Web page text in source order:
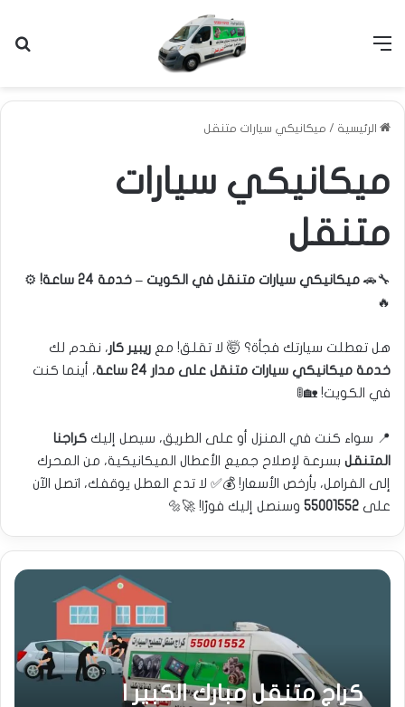
القائمة
الرئيسية / ميكانيكي سيارات متنقل
ميكانيكي سيارات
متنقل
🔧🚗 ميكانيكي سيارات متنقل في الكويت – خدمة 24 ساعة!
⚙️
🔥
هل تعطلت سيارتك فجأة؟ 🤯 لا تقلق! مع ريبير كار، نقدم لك
خدمة ميكانيكي سيارات متنقل على مدار 24 ساعة
، أينما كنت
في الكويت! 🏡🚦
📍 سواء كنت في المنزل أو على الطريق، سيصل إليك كراجنا
المتنقل بسرعة لإصلاح جميع الأعطال الميكانيكية، من المحرك
إلى الفرامل، بأرخص الأسعار! 💰✅ لا تدع العطل يوقفك، اتصل الآن
على 55001552 وسنصل إليك فورًا! 🚀🔩
كراج متنقل مبارك الكبير |